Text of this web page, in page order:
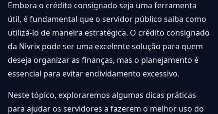
Embora o crédito consignado seja uma ferramenta
útil, é fundamental que o servidor público saiba como
utilizá-lo de maneira estratégica. O crédito consignado
da Nivrix pode ser uma excelente solução para quem
deseja organizar as finanças, mas o planejamento é
essencial para evitar endividamento excessivo.
Neste tópico, exploraremos algumas dicas práticas
para ajudar os servidores a fazerem o melhor uso do